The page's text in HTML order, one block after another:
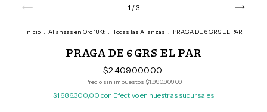
1 /3
Inicio . Alianzas en Oro 18Kt . Todas las Alianzas . PRAGA DE 6 GRS EL PAR
PRAGA DE 6 GRS EL PAR
$2.409.000,00
Precio sin impuestos $1.990.909,09
$1.686.300,00 con Efectivo en nuestras sucursales